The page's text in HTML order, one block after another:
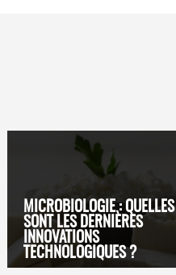
MICROBIOLOGIE : QUELLES
SONT LES DERNIÈRES
INNOVATIONS
TECHNOLOGIQUES ?